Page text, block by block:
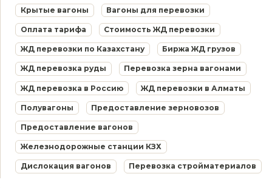
Крытые вагоны Вагоны для перевозки
Оплата тарифа Стоимость ЖД перевозки
ЖД перевозки по Казахстану Биржа ЖД грузов
ЖД перевозка руды Перевозка зерна вагонами
ЖД перевозка в Россию ЖД перевозки в Алматы
Полувагоны Предоставление зерновозов
Предоставление вагонов
Железнодорожные станции КЗХ
Дислокация вагонов Перевозка стройматериалов